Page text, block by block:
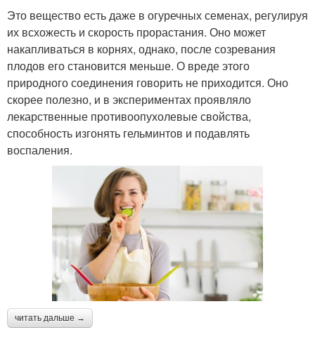
Это вещество есть даже в огуречных семенах, регулируя
их всхожесть и скорость прорастания. Оно может
накапливаться в корнях, однако, после созревания
плодов его становится меньше. О вреде этого
природного соединения говорить не приходится. Оно
скорее полезно, и в экспериментах проявляло
лекарственные противоопухолевые свойства,
способность изгонять гельминтов и подавлять
воспаления.
читать дальше →